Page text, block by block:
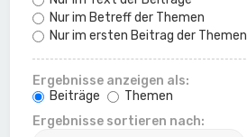
Nur im Betreff der Themen
Nur im ersten Beitrag der Themen
Ergebnisse anzeigen als:
Beiträge
Themen
Ergebnisse sortieren nach: